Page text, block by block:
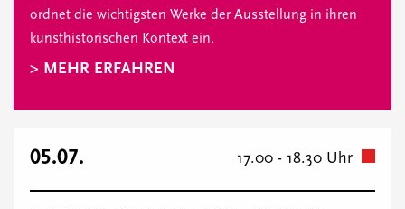
ordnet die wichtigsten Werke der Ausstellung in ihren
kunsthistorischen Kontext ein.
> MEHR ERFAHREN
05.07. 17.00 - 18.30 Uhr